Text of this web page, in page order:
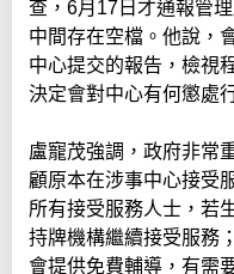
查，6月17日才通報管
中間存在空檔。他說，
中心提交的報告，檢視
決定會對中心有何懲處
盧寵茂強調，政府非常
顧原本在涉事中心接受
所有接受服務人士，若
持牌機構繼續接受服務
會提供免費輔導，有需